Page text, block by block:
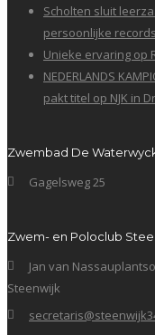
Scholten sluit
persoonlijke records
Unieke ervaring op
NEDERLANDS
pakt titel op NJK in
Zwembad De
Gagelsweg 25
Zwem- en Poloclub
Jan van
Steenwijk